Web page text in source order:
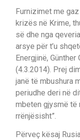
Furnizimet me
krizës në Krime,
së dhe nga
arsye për t’u
Energjinë,
(4.3.2014). Prej
janë të mbushura
periudhe deri në
mbeten gjysmë të
rrënjësisht”.
Përveç kësaj